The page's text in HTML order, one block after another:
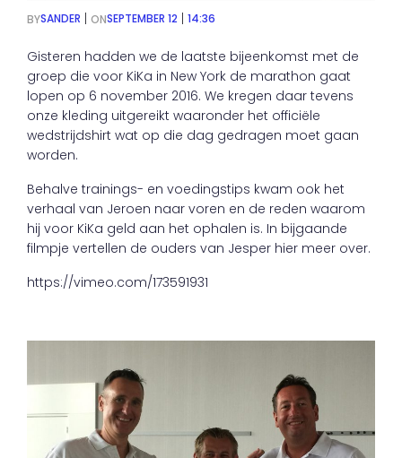
BYSANDER ONSEPTEMBER 12 14:36
Gisteren hadden we de laatste bijeenkomst met de
groep die voor KiKa in New York de marathon gaat
lopen op 6 november 2016. We kregen daar tevens
onze kleding uitgereikt waaronder het officiële
wedstrijdshirt wat op die dag gedragen moet gaan
worden.
Behalve trainings- en voedingstips kwam ook het
verhaal van Jeroen naar voren en de reden waarom
hij voor KiKa geld aan het ophalen is. In bijgaande
filmpje vertellen de ouders van Jesper hier meer over.
https://vimeo.com/173591931